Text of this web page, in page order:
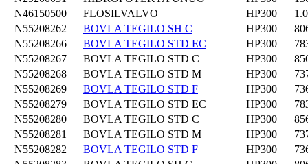
N46150500
FLOSILVALVO HP300
N55208262
BOVLA TEGILO SH C HP300
N55208266
BOVLA TEGILO STD EC HP300
N55208267
BOVLA TEGILO STD C HP300
N55208268
BOVLA TEGILO STD M HP300
N55208269
BOVLA TEGILO STD F HP300
N55208279
BOVLA TEGILO STD EC HP300
N55208280
BOVLA TEGILO STD C HP300
N55208281
BOVLA TEGILO STD M HP300
N55208282
BOVLA TEGILO STD F HP300